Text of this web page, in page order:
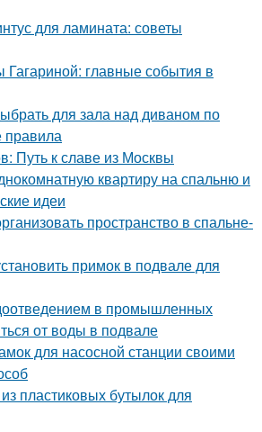
для ламината: советы
главные события в
для зала над диваном по
Путь к славе из Москвы
квартиру на спальню и
идеи
пространство в спальне-
примок в подвале для
в промышленных
от воды в подвале
для насосной станции своими
пластиковых бутылок для